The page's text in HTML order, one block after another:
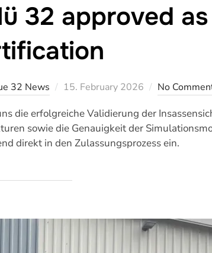
32 approved
32 News
Veröffentlicht
15. February 2026 No
die erfolgreiche Validierung der
sowie die Genauigkeit der
direkt in den Zulassungsprozess ein.